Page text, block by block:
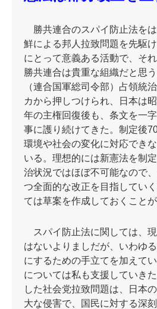
勝共連合のスパイ防止法を
鮮による邦人拉致問題を先駆
にとって意義ある活動で、そ
勝共連合は貴重な組織だと思
（連合国軍総司令部）占領統
カから押しつけられ、日本は
年の主権回復後も、条文を一
事に護り続けてきた。制定後
環境や社会の変化に対応でき
いる。理想的には新憲法を制
治状況ではほぼ不可能なので
つ全面的な改正を目指してい
ては草案を作成しておくことが
スパイ防止法に関しては、
はないよりましだが、いわゆ
にするための手立てを加えて
については私も支援していき
した社会党拉致問題は、日本
大な侵害で、国民に対する深